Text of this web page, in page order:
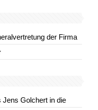
der Firma
Jens Golchert in die